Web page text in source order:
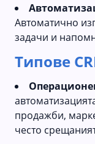
Автоматично
задачи и
Типове
продажби,
често